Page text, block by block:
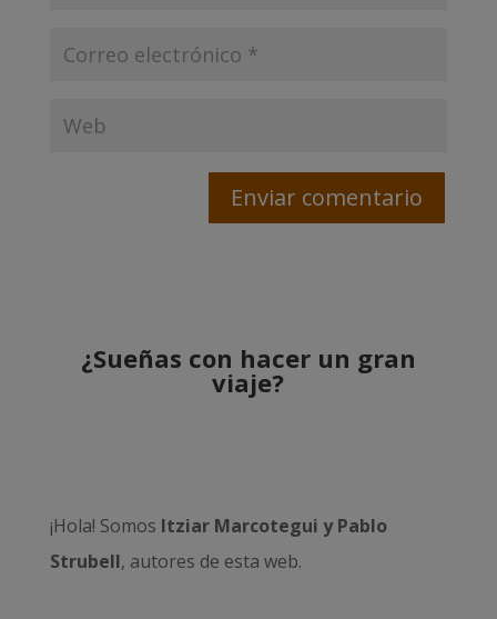
¿Sueñas con hacer un gran
viaje?
¡Hola! Somos Itziar Marcotegui y Pablo
Strubell, autores de esta web.